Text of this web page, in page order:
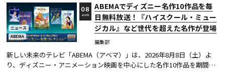
ニュース
ABEMA
ABEMAでディズニー名作10作品を毎
日無料放送！『ハイスクール・ミュー
ジカル』など世代を超えた名作が登場
編集部
08
AUG
新しい未来のテレビ「ABEMA（アベマ）」は、2026年8月8日（土）よ
り、ディズニー・アニメーション映画を中心にした名作10作品を期間限